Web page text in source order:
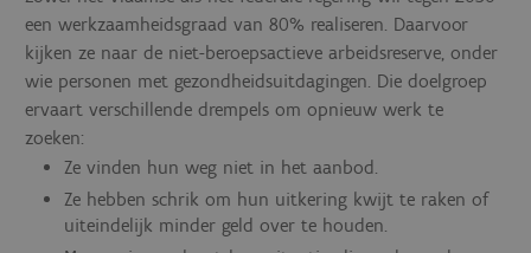
een werkzaamheidsgraad van 80% realiseren. Daarvoor
kijken ze naar de niet-beroepsactieve arbeidsreserve, onder
wie personen met gezondheidsuitdagingen. Die doelgroep
ervaart verschillende drempels om opnieuw werk te
zoeken:
Ze vinden hun weg niet in het aanbod.
Ze hebben schrik om hun uitkering kwijt te raken of
uiteindelijk minder geld over te houden.